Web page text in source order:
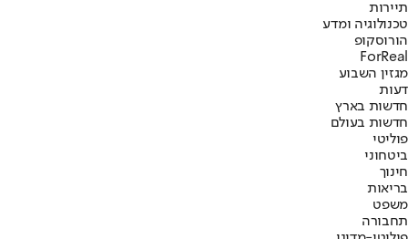
תיירות
טכנולוגיה ומדע
הורוסקופ
ForReal
מגזין השבוע
דעות
חדשות בארץ
חדשות בעולם
פוליטי
ביטחוני
חינוך
בריאות
משפט
תחבורה